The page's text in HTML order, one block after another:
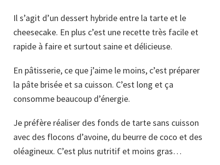
Il s’agit d’un dessert hybride entre la tarte et le
cheesecake. En plus c’est une recette très facile et
rapide à faire et surtout saine et délicieuse.
En pâtisserie, ce que j’aime le moins, c’est préparer
la pâte brisée et sa cuisson. C’est long et ça
consomme beaucoup d’énergie.
Je préfère réaliser des fonds de tarte sans cuisson
avec des flocons d’avoine, du beurre de coco et des
oléagineux. C’est plus nutritif et moins gras…